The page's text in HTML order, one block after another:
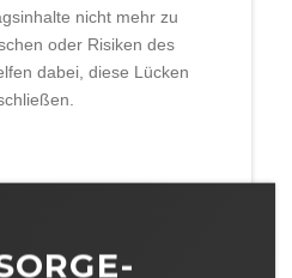
nicht mehr zu
oder Risiken des
dabei, diese Lücken